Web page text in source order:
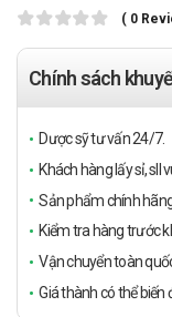
( 0
Chính sách
Dược sỹ tư vấn 24/7.
Khách hàng lấy sỉ, sll
Sản phẩm chính
Kiểm tra hàng trước
Vận chuyển toàn
Giá thành có thể biến